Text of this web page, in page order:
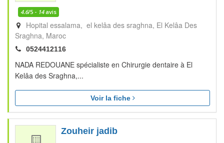
4.6/5 - 14avis
Hopital essalama, el kelâa des sraghna El Kelâa Des
Sraghna Maroc
0524412116
NADA REDOUANE spécialiste en Chirurgie dentaire à El
Kelâa des Sraghna,...
Voir la fiche
Zouheir jadib